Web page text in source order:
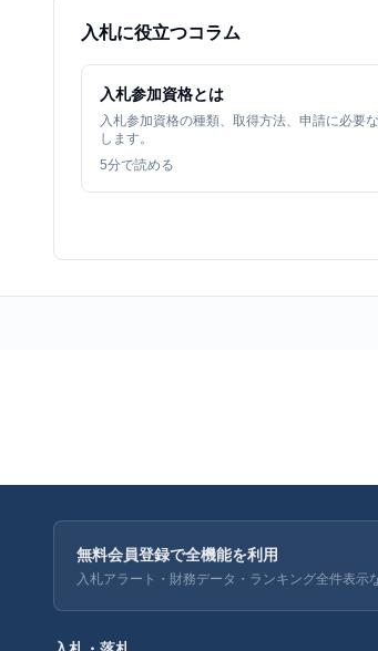
入札に役立つコラム
入札参加資格とは
入札参加資格の種類、取得方法、申請に必要
します。
5分で読める
無料会員登録で全機能を利用
入札アラート・財務データ・ランキング全件表